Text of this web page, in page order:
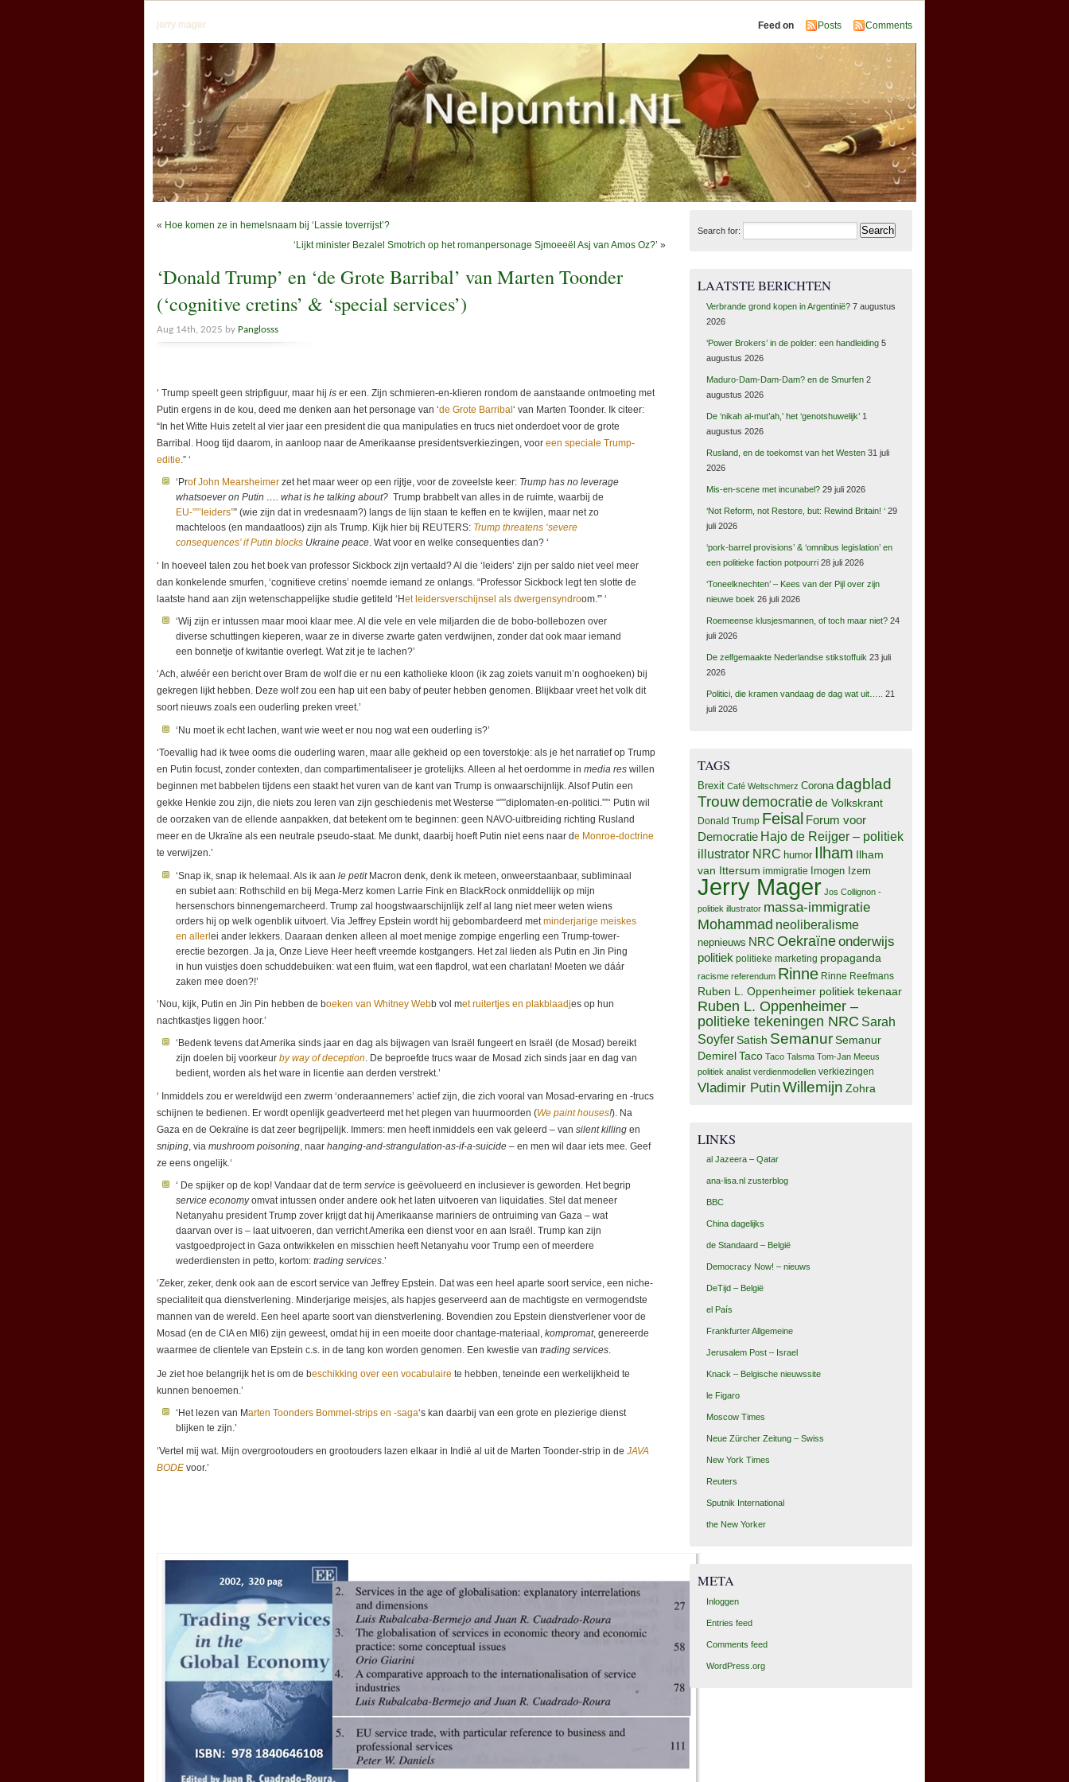
jerry mager Feed on Posts Comments
« Hoe komen ze in hemelsnaam bij ‘Lassie toverrijst’?
‘Lijkt minister Bezalel Smotrich op het romanpersonage Sjmoeeël Asj van Amos Oz?’ »
‘Donald Trump’ en ‘de Grote Barribal’ van Marten Toonder
(‘cognitive cretins’ & ‘special services’)
Aug 14th, 2025 by Panglosss
‘ Trump speelt geen stripfiguur, maar hij is er een. Zijn schmieren-en-klieren rondom de aanstaande ontmoeting met
Putin ergens in de kou, deed me denken aan het personage van ‘de Grote Barribal‘ van Marten Toonder. Ik citeer:
“In het Witte Huis zetelt al vier jaar een president die qua manipulaties en trucs niet onderdoet voor de grote
Barribal. Hoog tijd daarom, in aanloop naar de Amerikaanse presidentsverkiezingen, voor een speciale Trump-
editie .” ‘
‘Prof John Mearsheimer zet het maar weer op een rijtje, voor de zoveelste keer: Trump has no leverage
whatsoever on Putin …. what is he talking about? Trump brabbelt van alles in de ruimte, waarbij de
EU-””’leiders”” (wie zijn dat in vredesnaam?) langs de lijn staan te keffen en te kwijlen, maar net zo
machteloos (en mandaatloos) zijn als Trump. Kijk hier bij REUTERS: Trump threatens ‘severe
consequences’ if Putin blocks Ukraine peace. Wat voor en welke consequenties dan? ‘
‘ In hoeveel talen zou het boek van professor Sickbock zijn vertaald? Al die ‘leiders’ zijn per saldo niet veel meer
dan konkelende smurfen, ‘cognitieve cretins’ noemde iemand ze onlangs. “Professor Sickbock legt ten slotte de
laatste hand aan zijn wetenschappelijke studie getiteld ‘Het leidersverschijnsel als dwergensyndroom.'” ‘
‘Wij zijn er intussen maar mooi klaar mee. Al die vele en vele miljarden die de bobo-bollebozen over
diverse schuttingen kieperen, waar ze in diverse zwarte gaten verdwijnen, zonder dat ook maar iemand
een bonnetje of kwitantie overlegt. Wat zit je te lachen?’
‘Ach, alwéér een bericht over Bram de wolf die er nu een katholieke kloon (ik zag zoiets vanuit m’n ooghoeken) bij
gekregen lijkt hebben. Deze wolf zou een hap uit een baby of peuter hebben genomen. Blijkbaar vreet het volk dit
soort nieuws zoals een ouderling preken vreet.’
‘Nu moet ik echt lachen, want wie weet er nou nog wat een ouderling is?’
‘Toevallig had ik twee ooms die ouderling waren, maar alle gekheid op een toverstokje: als je het narratief op Trump
en Putin focust, zonder contexten, dan compartimentaliseer je grotelijks. Alleen al het oerdomme in media res willen
beginnen met babbelen tijdens een staakt het vuren van de kant van Trump is onwaarschijnlijk. Alsof Putin een
gekke Henkie zou zijn, die niets zou leren van zijn geschiedenis met Westerse “””diplomaten-en-politici.””‘ Putin wil
de oorzaken van de ellende aanpakken, dat betekent om te beginnen: geen NAVO-uitbreiding richting Rusland
meer en de Ukraïne als een neutrale pseudo-staat. Me dunkt, daarbij hoeft Putin niet eens naar de Monroe-doctrine
te verwijzen.’
‘Snap ik, snap ik helemaal. Als ik aan le petitMacron denk, denk ik meteen, onweerstaanbaar, subliminaal
en subiet aan: Rothschild en bij Mega-Merz komen Larrie Fink en BlackRock onmiddellijk op mijn
hersenschors binnengemarcheerd. Trump zal hoogstwaarschijnlijk zelf al lang niet meer weten wiens
orders hij op welk ogenblik uitvoert. Via Jeffrey Epstein wordt hij gebombardeerd met minderjarige meiskes
en allerlei ander lekkers. Daaraan denken alleen al moet menige zompige engerling een Trump-tower-
erectie bezorgen. Ja ja, Onze Lieve Heer heeft vreemde kostgangers. Het zal lieden als Putin en Jin Ping
in hun vuistjes doen schuddebuiken: wat een fluim, wat een flapdrol, wat een charlatan! Moeten we dáár
zaken mee doen?!’
‘Nou, kijk, Putin en Jin Pin hebben de boeken van Whitney Webb vol met ruitertjes en plakblaadjes op hun
nachtkastjes liggen hoor.’
‘Bedenk tevens dat Amerika sinds jaar en dag als bijwagen van Israël fungeert en Israël (de Mosad) bereikt
zijn doelen bij voorkeur by way of deception. De beproefde trucs waar de Mosad zich sinds jaar en dag van
bedient, worden als het ware in licentie aan derden verstrekt.’
‘ Inmiddels zou er wereldwijd een zwerm ‘onderaannemers’ actief zijn, die zich vooral van Mosad-ervaring en -trucs
schijnen te bedienen. Er wordt openlijk geadverteerd met het plegen van huurmoorden (We paint houses!). Na
Gaza en de Oekraïne is dat zeer begrijpelijk. Immers: men heeft inmiddels een vak geleerd – van silent killing en
sniping , via mushroom poisoning , naar hanging-and-strangulation-as-if-a-suicide – en men wil daar iets mee Geef
ze eens ongelijk ‘
‘ De spijker op de kop! Vandaar dat de term service is geëvolueerd en inclusiever is geworden. Het begrip
service economyomvat intussen onder andere ook het laten uitvoeren van liquidaties. Stel dat meneer
Netanyahu president Trump zover krijgt dat hij Amerikaanse mariniers de ontruiming van Gaza – wat
daarvan over is – laat uitvoeren, dan verricht Amerika een dienst voor en aan Israël. Trump kan zijn
vastgoedproject in Gaza ontwikkelen en misschien heeft Netanyahu voor Trump een of meerdere
wederdiensten in petto, kortom: trading services.’
‘Zeker, zeker, denk ook aan de escort service van Jeffrey Epstein. Dat was een heel aparte soort service, een niche-
specialiteit qua dienstverlening. Minderjarige meisjes, als hapjes geserveerd aan de machtigste en vermogendste
mannen van de wereld. Een heel aparte soort van dienstverlening. Bovendien zou Epstein dienstverlener voor de
Mosad (en de CIA en MI6) zijn geweest, omdat hij in een moeite door chantage-materiaal, kompromat, genereerde
waarmee de clientele van Epstein c.s. in de tang kon worden genomen. Een kwestie van trading services.
Je ziet hoe belangrijk het is om de beschikking over een vocabulaire te hebben, teneinde een werkelijkheid te
kunnen benoemen.’
‘Het lezen van Marten Toonders Bommel-strips en -saga‘s kan daarbij van een grote en plezierige dienst
blijken te zijn.’
‘Vertel mij wat. Mijn overgrootouders en grootouders lazen elkaar in Indië al uit de Marten Toonder-strip in de JAVA
BODE voor.’
Search for:
LAATSTE BERICHTEN
Verbrande grond kopen in Argentinië? 7 augustus
2026
‘Power Brokers’ in de polder: een handleiding 5
augustus 2026
Maduro-Dam-Dam-Dam? en de Smurfen 2
augustus 2026
De ‘nikah al-mut’ah,’ het ‘genotshuwelijk’ 1
augustus 2026
Rusland, en de toekomst van het Westen 31 juli
2026
Mis-en-scene met incunabel? 29 juli 2026
‘Not Reform, not Restore, but: Rewind Britain! ‘ 29
juli 2026
‘pork-barrel provisions’ & ‘omnibus legislation’ en
een politieke faction potpourri 28 juli 2026
‘Toneelknechten’ – Kees van der Pijl over zijn
nieuwe boek 26 juli 2026
Roemeense klusjesmannen, of toch maar niet? 24
juli 2026
De zelfgemaakte Nederlandse stikstoffuik 23 juli
2026
Politici, die kramen vandaag de dag wat uit…..
21
juli 2026
TAGS
Brexit Café Weltschmerz Corona dagblad
Trouwdemocratiede Volkskrant
Donald Trump Feisal Forum voor
Democratie Hajo de Reijger – politiek
illustrator NRC humor Ilham Ilham
van Ittersum immigratie Imogen Izem
Jerry Mager Jos Collignon -
politiek illustrator massa-immigratie
Mohammad neoliberalisme
nepnieuws NRC Oekraïneonderwijs
politiek politieke marketing propaganda
racisme referendum Rinne Rinne Reefmans
Ruben L. Oppenheimer politiek tekenaar
Ruben L. Oppenheimer –
politieke tekeningen NRC Sarah
Soyfer Satish SemanurSemanur
DemirelTaco Taco Talsma Tom-Jan Meeus
politiek analist verdienmodellen verkiezingen
Vladimir PutinWillemijn Zohra
LINKS
al Jazeera – Qatar
ana-lisa.nl zusterblog
BBC
China dagelijks
de Standaard – België
Democracy Now! – nieuws
DeTijd – België
el País
Frankfurter Allgemeine
Jerusalem Post – Israel
Knack – Belgische nieuwssite
le Figaro
Moscow Times
Neue Zürcher Zeitung – Swiss
New York Times
Reuters
Sputnik International
the New Yorker
META
Inloggen
Entries feed
Comments feed
WordPress.org